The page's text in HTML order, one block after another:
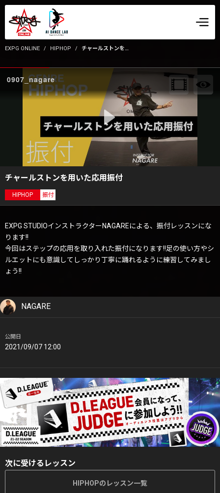
EXPG ONLINE HIPHOP チャールストンを用いた応用振付
0907_nagare
チャールストンを用いた応用振付
HIPHOP 振付
EXPG STUDIOインストラクターNAGAREによる、振付レッスンにな
ります!!
今回はステップの応用を取り入れた振付になります!!足の使い方やシ
ルエットにも意識してしっかり丁寧に踊れるように練習してみまし
ょう!!
NAGARE
公開日
2021/09/07 12:00
次に受けるレッスン
HIPHOPのレッスン一覧